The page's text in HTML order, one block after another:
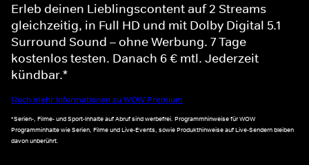
Erleb deinen Lieblingscontent auf 2 Streams
gleichzeitig, in Full HD und mit Dolby Digital 5.1
Surround Sound – ohne Werbung. 7 Tage
kostenlos testen. Danach 6 € mtl. Jederzeit
kündbar.*
Noch mehr Informationen zu WOW Premium
*Serien-, Filme- und Sport-Inhalte auf Abruf sind werbefrei. Programmhinweise für WOW
Programminhalte wie Serien, Filme und Live-Events, sowie Produkthinweise auf Live-Sendern bleiben
davon unberührt.